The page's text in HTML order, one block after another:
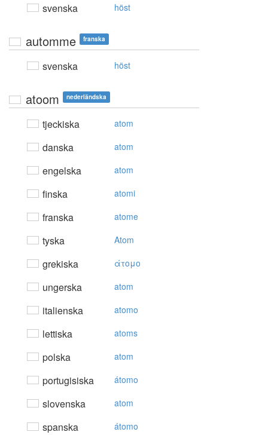
svenska höst
automme franska
svenska höst
atoom nederländska
tjeckiska atom
danska atom
engelska atom
finska atomi
franska atome
tyska Atom
grekiska άτoμo
ungerska atom
italienska atomo
lettiska atoms
polska atom
portugisiska átomo
slovenska atom
spanska átomo